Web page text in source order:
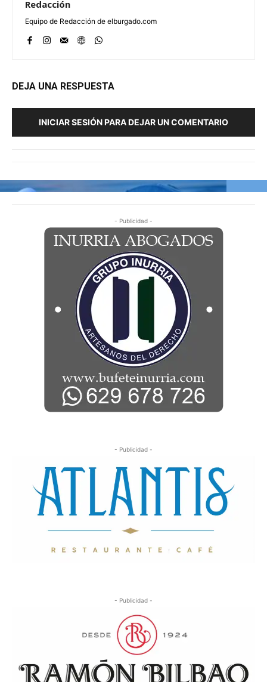
Redacción
Equipo de Redacción de elburgado.com
DEJA UNA RESPUESTA
INICIAR SESIÓN PARA DEJAR UN COMENTARIO
- Publicidad -
- Publicidad -
- Publicidad -